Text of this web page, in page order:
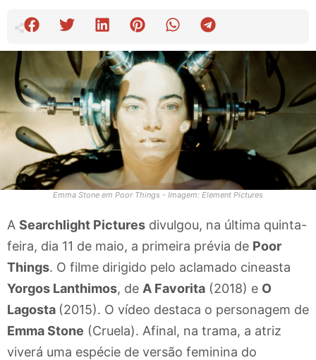
Emma Stone em Poor Things - Imagem: Element Pictures
A Searchlight Pictures divulgou, na última quinta-
feira, dia 11 de maio, a primeira prévia de Poor
Things. O filme dirigido pelo aclamado cineasta
Yorgos Lanthimos, de A Favorita (2018) e O
Lagosta (2015). O vídeo destaca o personagem de
Emma Stone (Cruela). Afinal, na trama, a atriz
viverá uma espécie de versão feminina do